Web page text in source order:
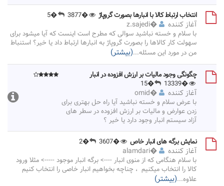
انتخاب ارتباط کالا با انبارها بصورت گروپاژ �3877
�5
آغاز کننده �
z.sajedi
با سلام و خسته نباشید سوالی که مطرح است اینست که آیا میشود برای
سهولت کار کالاها را بصورت گروپاژ به انبارها ارتباط داد یا خیر؟ استنباط
من در مورد این مسئله...(بیشتر)
چگونگی وجود مالیات بر ارزش افزوده در انبار
�13339
�15
آغاز کننده �
omid
با عرض سلام و خسته نباشید آیا راه حل بهتری برای
زدن عوارض و مالیات بر ارزش افزوده در سطر های
آزاد سیستم انبار وجود دارد یا خیر ؟
نمایش برگه های انبار خاص
�3607
�2
آغاز کننده �
alamdari
با سلام هنگامی که از منوی انبار ----> برگه انبار موجود -----> مثلا ورود
کالا را انتخاب میکنیم ، چناچه بخواهیم انبار خاصی را انتخاب کنیم
علاوه...(بیشتر)